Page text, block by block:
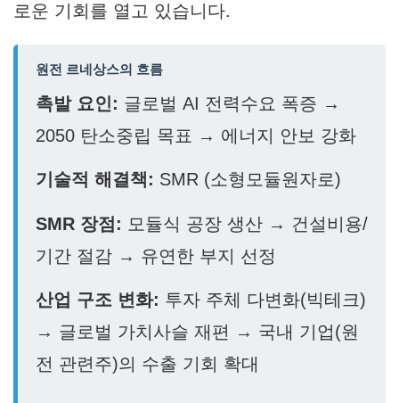
로운 기회를 열고 있습니다.
원전 르네상스의 흐름
촉발 요인: 글로벌 AI 전력수요 폭증 →
2050 탄소중립 목표 → 에너지 안보 강화
기술적 해결책: SMR (소형모듈원자로)
SMR 장점: 모듈식 공장 생산 → 건설비용/
기간 절감 → 유연한 부지 선정
산업 구조 변화: 투자 주체 다변화(빅테크)
→ 글로벌 가치사슬 재편 → 국내 기업(원
전 관련주)의 수출 기회 확대